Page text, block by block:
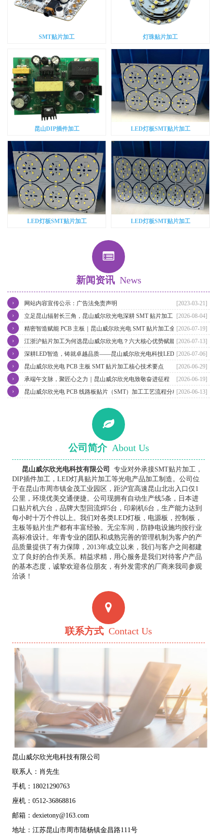
SMT贴片加工 灯珠贴片加工
昆山DIP插件加工 LED灯板SMT贴片加工
LED灯板SMT贴片加工 LED灯板SMT贴片加工
新闻资讯 News
[2023-03-21]
网站内容宣传公示：广告法免责声明
›
[2026-08-04]
立足昆山辐射长三角，昆山威尔欣光电深耕 SMT 贴片加工，赋能江
浙沪电子智造升级
›
[2026-07-19]
精密智造赋能 PCB 主板｜昆山威尔欣光电 SMT 贴片加工全流程实力
解析
›
[2026-07-13]
江浙沪贴片加工为何选昆山威尔欣光电？六大核心优势赋能长三角电
子智造
›
[2026-07-06]
深耕LED智造，铸就卓越品质——昆山威尔欣光电科技LED灯具贴片
加工实力再升级
›
[2026-06-29]
昆山威尔欣光电 PCB 主板 SMT 贴片加工核心技术要点
›
[2026-06-19]
承端午文脉，聚匠心之力｜昆山威尔欣光电致敬奋进征程
›
[2026-06-13]
昆山威尔欣光电 PCB 线路板贴片（SMT）加工工艺流程分析
›
公司简介 About Us
昆山威尔欣光电科技有限公司 专业对外承接SMT贴片加工，
DIP插件加工，LED灯具贴片加工等光电产品加工制造。公司位
于在昆山市周市镇金茂工业园区，距沪宜高速昆山北出入口仅1
公里，环境优美交通便捷。公司现拥有自动生产线5条，日本进
口贴片机六台，品牌大型回流焊5台，印刷机6台，生产能力达到
每小时十万个件以上。我们对各类LED灯板，电源板，控制板，
主板等贴片生产都有丰富经验。无尘车间，防静电设施均按行业
高标准设计。年青专业的团队和成熟完善的管理机制为客户的产
品质量提供了有力保障，2013年成立以来，我们与客户之间都建
立了良好的合作关系。精益求精，用心服务是我们对待客户产品
的基本态度，诚挚欢迎各位朋友，有外发需求的厂商来我司参观
洽谈！
联系方式 Contact Us
昆山威尔欣光电科技有限公司
联系人：肖先生
手机：18021290763
座机：0512-36868816
邮箱：dexietony@163.com
地址：江苏昆山市周市陆杨镇金昌路111号